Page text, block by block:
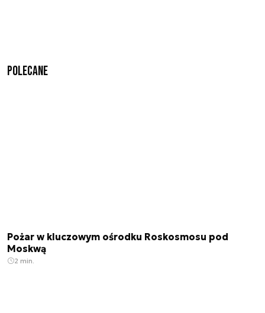
Polecane
Pożar w kluczowym ośrodku Roskosmosu pod
Moskwą
2 min.